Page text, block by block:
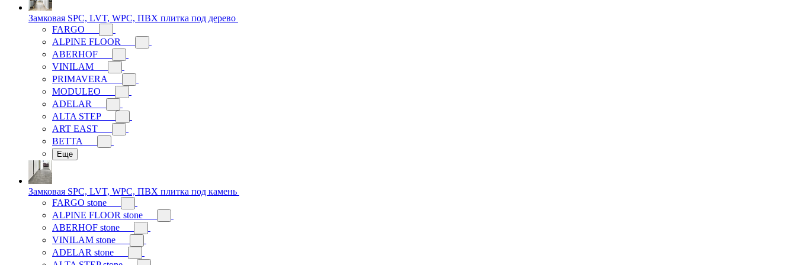
Замковая SPC, LVT, WPC, ПВХ плитка под дерево
FARGO
ALPINE FLOOR
ABERHOF
VINILAM
PRIMAVERA
MODULEO
ADELAR
ALTA STEP
ART EAST
BETTA
Еще
Замковая SPC, LVT, WPC, ПВХ плитка под камень
FARGO stone
ALPINE FLOOR stone
ABERHOF stone
VINILAM stone
ADELAR stone